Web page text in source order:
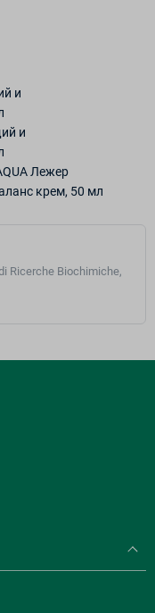
и
и
Лежер
крем, 50 мл
Ricerche Biochimiche,